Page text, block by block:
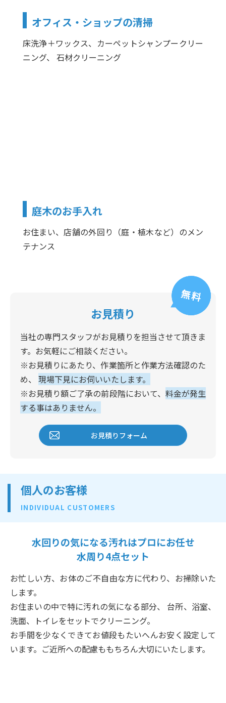
オフィス・ショップの清掃
床洗浄＋ワックス、カーペットシャンプークリー
ニング、 石材クリーニング
庭木のお手入れ
お住まい、店舗の外回り（庭・植木など）のメン
テナンス
お見積り
当社の専門スタッフがお見積りを担当させて頂きま
す。お気軽にご相談ください。
※お見積りにあたり、作業箇所と作業方法確認のた
め、 現場下見にお伺いいたします。
※お見積り額ご了承の前段階において、 料金が発生
する事はありません。
お見積りフォーム
個人のお客様
INDIVIDUAL CUSTOMERS
水回りの気になる汚れはプロにお任せ
水周り4点セット
お忙しい方、お体のご不自由な方に代わり、お掃除いた
します。
お住まいの中で特に汚れの気になる部分、 台所、浴室、
洗面、トイレをセットでクリーニング。
お手間を少なくできてお値段もたいへんお安く設定して
います。ご近所への配慮ももちろん大切にいたします。